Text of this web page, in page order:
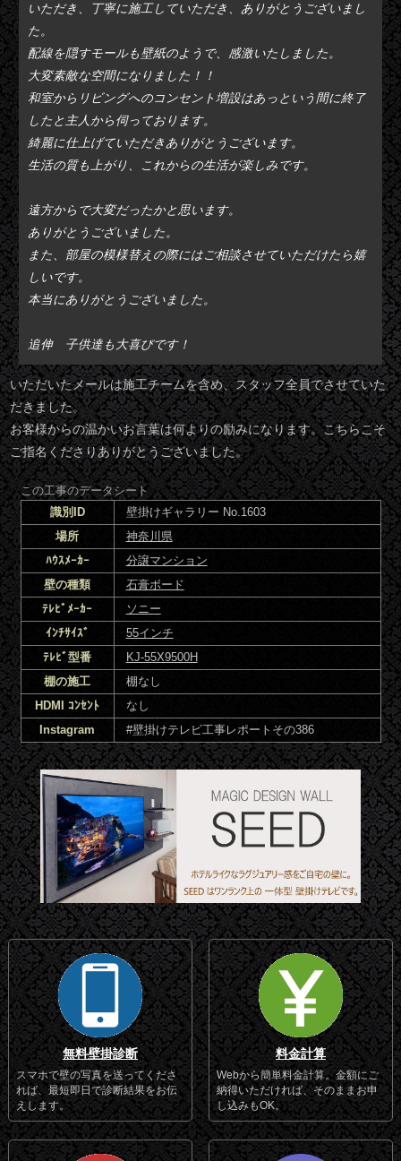
いただき、丁寧に施工していただき、ありがとうございまし
た。
配線を隠すモールも壁紙のようで、感激いたしました。
大変素敵な空間になりました！！
和室からリビングへのコンセント増設はあっという間に終了
したと主人から伺っております。
綺麗に仕上げていただきありがとうございます。
生活の質も上がり、これからの生活が楽しみです。
遠方からで大変だったかと思います。
ありがとうございました。
また、部屋の模様替えの際にはご相談させていただけたら嬉
しいです。
本当にありがとうございました。
追伸 子供達も大喜びです！
いただいたメールは施工チームを含め、スタッフ全員でさせていた
だきました。
お客様からの温かいお言葉は何よりの励みになります。こちらこそ
ご指名くださりありがとうございました。
この工事のデータシート
識別ID
壁掛けギャラリー No.1603
場所
神奈川県
ﾊｳｽﾒｰｶｰ
分譲マンション
壁の種類
石膏ボード
ﾃﾚﾋﾞﾒｰｶｰ
ソニー
ｲﾝﾁｻｲｽﾞ
55インチ
ﾃﾚﾋﾞ型番
KJ-55X9500H
棚の施工
棚なし
HDMI ｺﾝｾﾝﾄ
なし
Instagram
#壁掛けテレビ工事レポートその386
無料壁掛診断
スマホで壁の写真を送ってくださ
れば、最短即日で診断結果をお伝
えします。
料金計算
Webから簡単料金計算。金額にご
納得いただければ、そのままお申
し込みもOK。